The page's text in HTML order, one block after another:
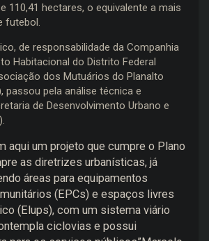
110,41 hectares, o equivalente a mais
futebol.
de responsabilidade da Companhia
Habitacional do Distrito Federal
dos Mutuários do Planalto
passou pela análise técnica e
de Desenvolvimento Urbano e
aqui um projeto que cumpre o Plano
as diretrizes urbanísticas, já
áreas para equipamentos
(EPCs) e espaços livres
(Elups), com um sistema viário
ciclovias e possui